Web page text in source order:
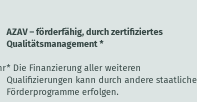
AZAV – förderfähig, durch zertifiziertes
Qualitätsmanagement *
* Die Finanzierung aller weiteren
Qualifizierungen kann durch andere staatliche
Förderprogramme erfolgen.